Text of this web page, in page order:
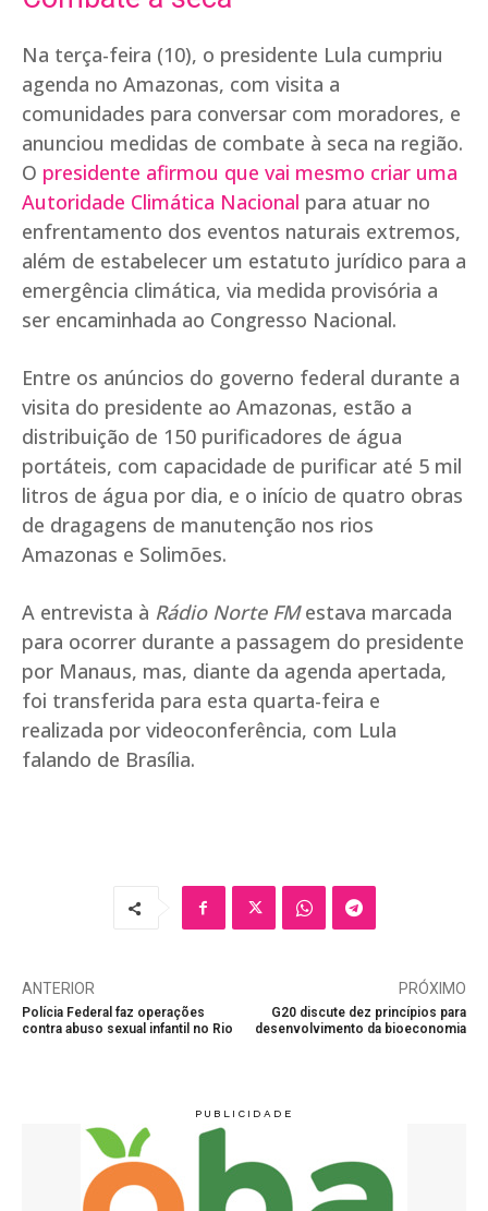
Na terça-feira (10), o presidente Lula cumpriu
agenda no Amazonas, com visita a
comunidades para conversar com moradores, e
anunciou medidas de combate à seca na região.
O presidente afirmou que vai mesmo criar uma
Autoridade Climática Nacional para atuar no
enfrentamento dos eventos naturais extremos,
além de estabelecer um estatuto jurídico para a
emergência climática, via medida provisória a
ser encaminhada ao Congresso Nacional.
Entre os anúncios do governo federal durante a
visita do presidente ao Amazonas, estão a
distribuição de 150 purificadores de água
portáteis, com capacidade de purificar até 5 mil
litros de água por dia, e o início de quatro obras
de dragagens de manutenção nos rios
Amazonas e Solimões.
A entrevista à Rádio Norte FMestava marcada
para ocorrer durante a passagem do presidente
por Manaus, mas, diante da agenda apertada,
foi transferida para esta quarta-feira e
realizada por videoconferência, com Lula
falando de Brasília.
ANTERIOR
Polícia Federal faz operações
contra abuso sexual infantil no Rio
PRÓXIMO
G20 discute dez princípios para
desenvolvimento da bioeconomia